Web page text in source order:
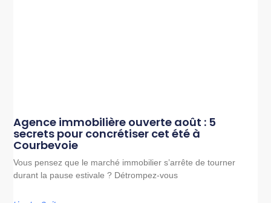
Agence immobilière ouverte août : 5
secrets pour concrétiser cet été à
Courbevoie
Vous pensez que le marché immobilier s’arrête de tourner
durant la pause estivale ? Détrompez-vous